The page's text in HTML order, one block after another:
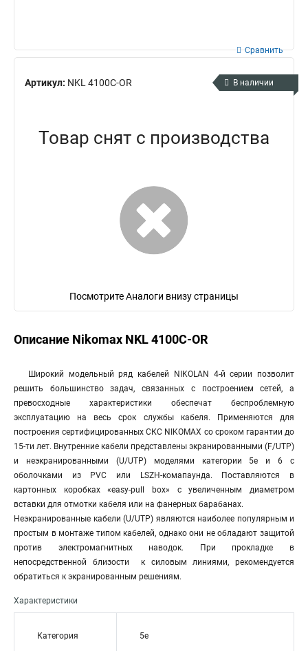
Артикул: NKL 4100C-OR
Сравнить
В наличии
Товар снят с производства
Посмотрите Аналоги внизу страницы
Описание Nikomax NKL 4100C-OR
Широкий модельный ряд кабелей NIKOLAN 4-й серии позволит
решить большинство задач, связанных с построением сетей, а
превосходные характеристики обеспечат беспроблемную
эксплуатацию на весь срок службы кабеля. Применяются для
построения сертифицированных СКС NIKOMAX со сроком гарантии до
15-ти лет. Внутренние кабели представлены экранированными (F/UTP)
и неэкранированными (U/UTP) моделями категории 5е и 6 с
оболочками из PVC или LSZH-комапаунда. Поставляются в
картонных коробках «easy-pull box» с увеличенным диаметром
вставки для отмотки кабеля или на фанерных барабанах.
Неэкранированные кабели (U/UTP) являются наиболее популярным и
простым в монтаже типом кабелей, однако они не обладают защитой
против электромагнитных наводок. При прокладке в
непосредственной близости к силовым линиями, рекомендуется
обратиться к экранированным решениям.
Характеристики
Категория 5e